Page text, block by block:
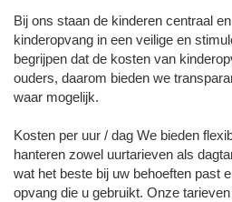
Bij ons staan de kinderen centraal
kinderopvang in een veilige en
begrijpen dat de kosten van
ouders, daarom bieden we
waar mogelijk.
Kosten per uur / dag We bieden
hanteren zowel uurtarieven als
wat het beste bij uw behoeften past
opvang die u gebruikt. Onze